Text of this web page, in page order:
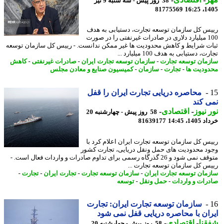
81775569
کل سازمان توسعه تجارت، دستیابی به هدف
100 میلیارد دلاری در صادرات غیرنفتی را در صورت
شرایط و کاهش محدودیت ها غیر ممکن ندانست. - رییس کل سازمان توسعه
دستیابی به هدف 100 میلیارد ...
توسعه تجارت- سازمان توسعه تجارت ایران - صادرات غیرنفتی-کاهش
ها- تجارت- سازمان -کمیسیون صنایع و معادن مجلس
محاصره دریایی تجارت ایران را قفل
کند
نیوز-اقتصادی-
58 روز پیش - چهارشنبه 20
14:45
81639177
کل سازمان توسعه تجارت ایران اعلام کرد با
محدودیت های حمل ونقل دریایی، تجارت کشور
متوقف نمی شود و 26 گذرگاه رسمی برای تداوم صادرات و واردات فعال است. -
کل سازمان توسعه تجارت ...
توسعه تجارت ایران - سازمان توسعه تجارت- تجارت ایران - تجارت-
و واردات - حمل ونقل-توسعه
سازمان توسعه تجارت ایران: تجارت
با محاصره دریایی قفل نمی شود